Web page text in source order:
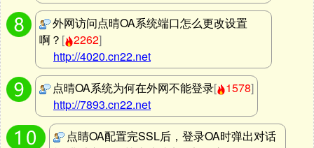
外网访问点晴OA系统端口怎么更改设置
啊？ [ 2262]
http://4020.cn22.net
点晴OA系统为何在外网不能登录[ 1578]
http://7893.cn22.net
点睛OA配置完SSL后，登录OA时弹出对话